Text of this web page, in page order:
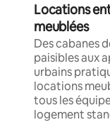
Locations
meublées
Des cabanes
paisibles aux
urbains
locations
tous les
logement